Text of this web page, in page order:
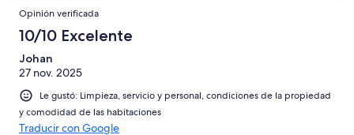
Opinión verificada
10/10 Excelente
Johan
27 nov. 2025
Le gustó: Limpieza, servicio y personal, condiciones de la propiedad
y comodidad de las habitaciones
Traducir con Google